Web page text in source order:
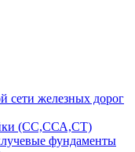
сети железных дорог
(СС,ССА,СТ)
фундаменты